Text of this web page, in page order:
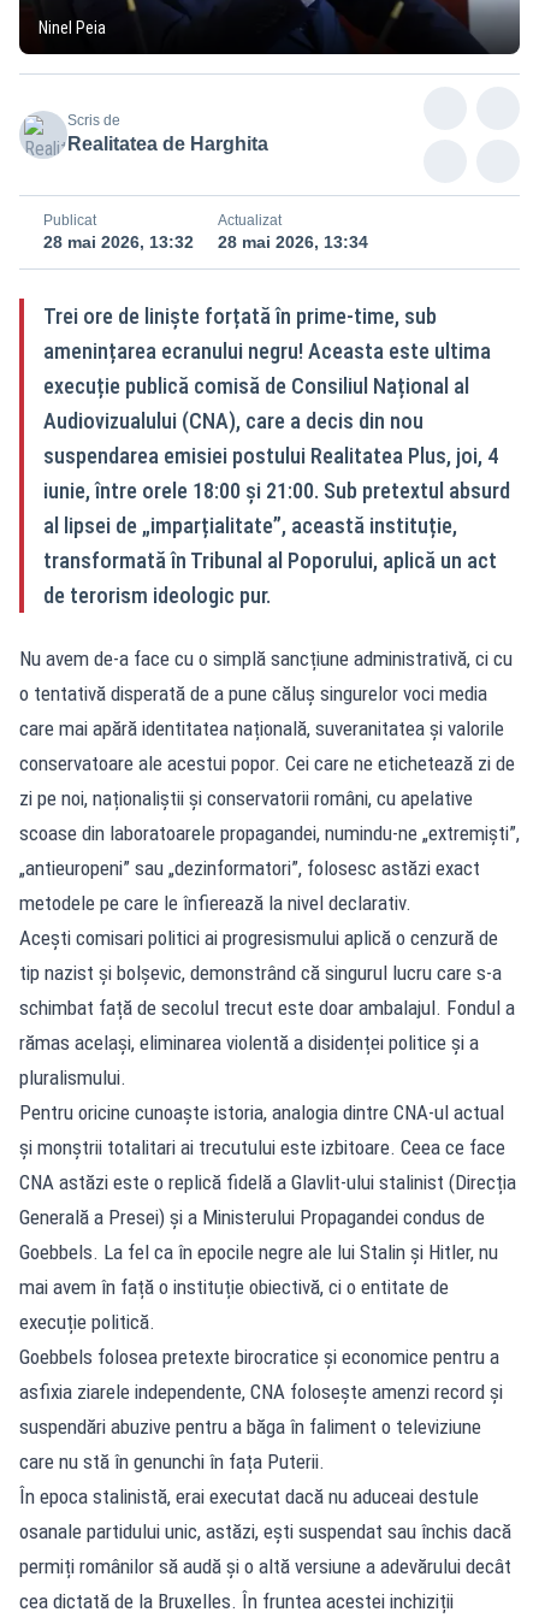
Ninel Peia
Scris de
Realitatea de Harghita
Publicat
28 mai 2026, 13:32
Actualizat
28 mai 2026, 13:34
Trei ore de liniște forțată în prime-time, sub
amenințarea ecranului negru! Aceasta este ultima
execuție publică comisă de Consiliul Național al
Audiovizualului (CNA), care a decis din nou
suspendarea emisiei postului Realitatea Plus, joi, 4
iunie, între orele 18:00 și 21:00. Sub pretextul absurd
al lipsei de „imparțialitate”, această instituție,
transformată în Tribunal al Poporului, aplică un act
de terorism ideologic pur.
Nu avem de-a face cu o simplă sancțiune administrativă, ci cu
o tentativă disperată de a pune căluș singurelor voci media
care mai apără identitatea națională, suveranitatea și valorile
conservatoare ale acestui popor. Cei care ne etichetează zi de
zi pe noi, naționaliștii și conservatorii români, cu apelative
scoase din laboratoarele propagandei, numindu-ne „extremiști”,
„antieuropeni” sau „dezinformatori”, folosesc astăzi exact
metodele pe care le înfierează la nivel declarativ.
Acești comisari politici ai progresismului aplică o cenzură de
tip nazist și bolșevic, demonstrând că singurul lucru care s-a
schimbat față de secolul trecut este doar ambalajul. Fondul a
rămas același, eliminarea violentă a disidenței politice și a
pluralismului.
Pentru oricine cunoaște istoria, analogia dintre CNA-ul actual
și monștrii totalitari ai trecutului este izbitoare. Ceea ce face
CNA astăzi este o replică fidelă a Glavlit-ului stalinist (Direcția
Generală a Presei) și a Ministerului Propagandei condus de
Goebbels. La fel ca în epocile negre ale lui Stalin și Hitler, nu
mai avem în față o instituție obiectivă, ci o entitate de
execuție politică.
Goebbels folosea pretexte birocratice și economice pentru a
asfixia ziarele independente, CNA folosește amenzi record și
suspendări abuzive pentru a băga în faliment o televiziune
care nu stă în genunchi în fața Puterii.
În epoca stalinistă, erai executat dacă nu aduceai destule
osanale partidului unic, astăzi, ești suspendat sau închis dacă
permiți românilor să audă și o altă versiune a adevărului decât
cea dictată de la Bruxelles. În fruntea acestei inchiziții